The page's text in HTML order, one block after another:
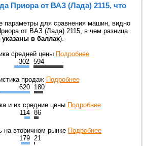
Приора от ВАЗ (Лада) 2115, что
параметры для сравнения машин, видно
от ВАЗ (Лада) 2115, в чем разница
указаны в баллах).
средней цены Подробнее
302 594
продаж Подробнее
620 180
и их средние цены Подробнее
114 86
на вторичном рынке Подробнее
179 21